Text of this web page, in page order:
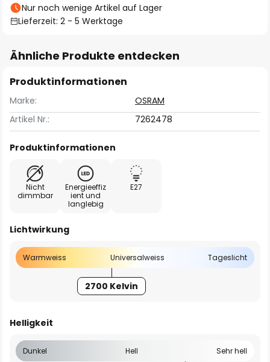
Nur noch wenige Artikel auf Lager
Lieferzeit: 2 - 5 Werktage
Ähnliche Produkte entdecken
Produktinformationen
Marke:
OSRAM
Artikel Nr.:
7262478
Produktinformationen
Nicht
dimmbar
Energieeffiz
ient und
langlebig
E27
Lichtwirkung
Warmweiss Universalweiss Tageslicht
2700 Kelvin
Helligkeit
Dunkel Hell Sehr hell